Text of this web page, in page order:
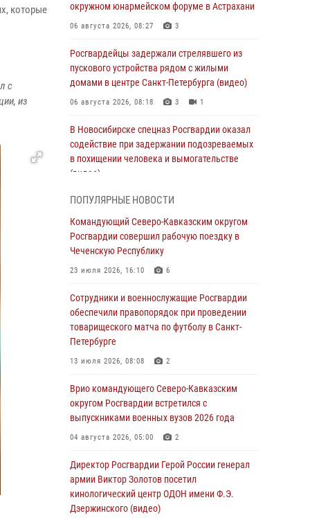
которые
с
из
окружном юнармейском форуме в Астрахани
06 августа 2026, 08:27 3
Росгвардейцы задержали стрелявшего из
пускового устройства рядом с жилыми
домами в центре Санкт-Петербурга (видео)
06 августа 2026, 08:18 3 1
В Новосибирске спецназ Росгвардии оказал
содействие при задержании подозреваемых
в похищении человека и вымогательстве
(видео)
Сотрудники и военнослужащие Росгвардии
обеспечили правопорядок при проведении
матча Кубка России по футболу в Санкт-
В Грозном военнослужащие Росгвардии
присоединились к всероссийской донорской
акции «От сердца к сердцу»
06 августа 2026, 06:30
В Бурятии и Приамурье росгвардейцы
задержали подозреваемых в незаконном
обороте наркотиков
06 августа 2026, 06:15
На Сахалине при участии СОБР Росгвардии
пресекли нелегальную добычу биоресурсов
06 августа 2026, 05:12
ПОПУЛЯРНЫЕ НОВОСТИ
Командующий Северо-Кавказским округом
Росгвардии совершил рабочую поездку в
Чеченскую Республику
23 июля 2026, 16:10 6
Сотрудники и военнослужащие Росгвардии
обеспечили правопорядок при проведении
товарищеского матча по футболу в Санкт-
Петербурге
13 июля 2026, 08:08 2
Врио командующего Северо-Кавказским
округом Росгвардии встретился с
выпускниками военных вузов 2026 года
04 августа 2026, 05:00 2
Директор Росгвардии Герой России генерал
армии Виктор Золотов посетил
кинологический центр ОДОН имени Ф.Э.
Дзержинского (видео)